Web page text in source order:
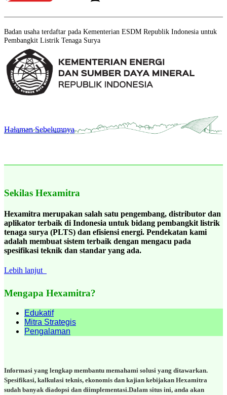
Badan usaha terdaftar pada Kementerian ESDM Republik Indonesia untuk
Pembangkit Listrik Tenaga Surya
Halaman Sebelumnya
Sekilas Hexamitra
Hexamitra merupakan salah satu pengembang, distributor dan
aplikator terbaik di Indonesia untuk bidang pembangkit listrik
tenaga surya (PLTS) dan efisiensi energi. Pendekatan kami
adalah membuat sistem terbaik dengan mengacu pada
spesifikasi teknik dan standar yang ada.
Lebih lanjut
Mengapa Hexamitra?
Edukatif
Mitra Strategis
Pengalaman
Informasi yang lengkap membantu memahami solusi yang ditawarkan.
Spesifikasi, kalkulasi teknis, ekonomis dan kajian kebijakan Hexamitra
sudah banyak diadopsi dan diimplementasi.Dalam situs ini, anda akan